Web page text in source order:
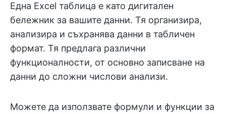
Една Excel таблица е като дигитален
бележник за вашите данни. Тя организира,
анализира и съхранява данни в табличен
формат. Тя предлага различни
функционалности, от основно записване на
данни до сложни числови анализи.
Можете да използвате формули и функции за